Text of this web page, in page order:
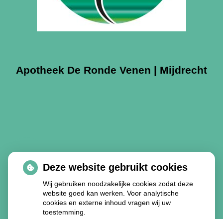
Apotheek De Ronde Venen | Mijdrecht
Deze website gebruikt cookies
Wij gebruiken noodzakelijke cookies zodat deze
website goed kan werken. Voor analytische
cookies en externe inhoud vragen wij uw
toestemming.